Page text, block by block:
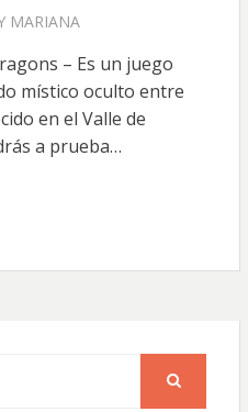
MARIANA
– Es un juego
místico oculto entre
en el Valle de
a prueba…